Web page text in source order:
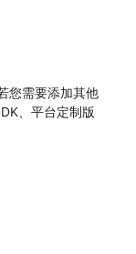
您需要添加其他
、平台定制版